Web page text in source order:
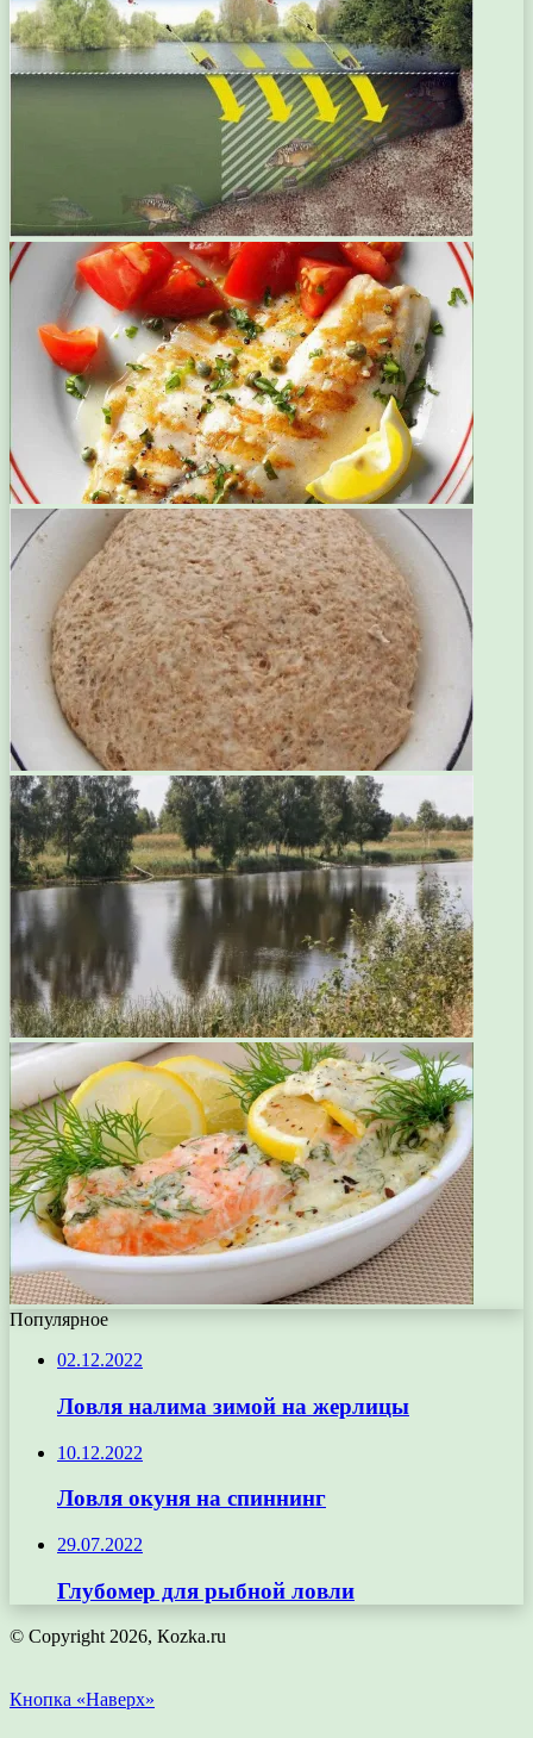
Популярное
02.12.2022
Ловля налима зимой на жерлицы
10.12.2022
Ловля окуня на спиннинг
29.07.2022
Глубомер для рыбной ловли
© Copyright 2026, Кozka.ru
Кнопка «Наверх»